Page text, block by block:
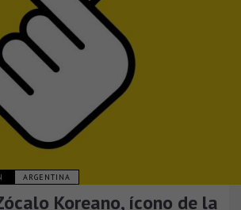
ARGENTINA
Koreano, ícono de la